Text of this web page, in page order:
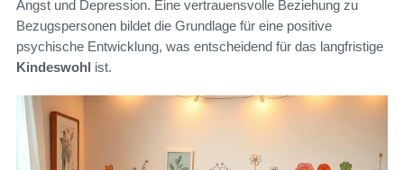
Angst und Depression. Eine vertrauensvolle Beziehung zu
Bezugspersonen bildet die Grundlage für eine positive
psychische Entwicklung, was entscheidend für das langfristige
Kindeswohl ist.